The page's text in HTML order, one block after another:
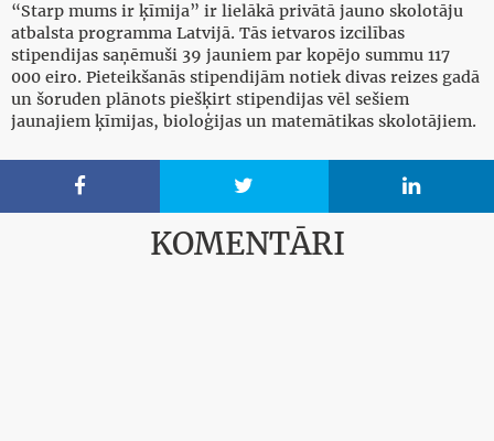
“Starp mums ir ķīmija” ir lielākā privātā jauno skolotāju
atbalsta programma Latvijā. Tās ietvaros izcilības
stipendijas saņēmuši 39 jauniem par kopējo summu 117
000 eiro. Pieteikšanās stipendijām notiek divas reizes gadā
un šoruden plānots piešķirt stipendijas vēl sešiem
jaunajiem ķīmijas, bioloģijas un matemātikas skolotājiem.
  
KOMENTĀRI